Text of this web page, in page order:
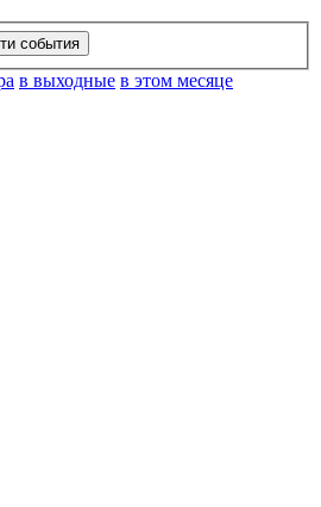
в выходные в этом месяце